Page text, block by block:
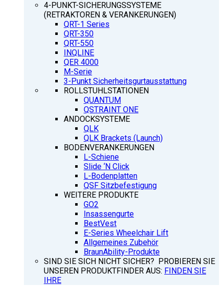
4-PUNKT-SICHERUNGSSYSTEME
(RETRAKTOREN & VERANKERUNGEN)
QRT-1 Series
QRT-350
QRT-550
INQLINE
QER 4000
M-Serie
3-Punkt Sicherheitsgurtausstattung
ROLLSTUHLSTATIONEN
QUANTUM
QSTRAINT ONE
ANDOCKSYSTEME
QLK
QLK Brackets (Launch)
BODENVERANKERUNGEN
L-Schiene
Slide ‘N Click
L-Bodenplatten
QSF Sitzbefestigung
WEITERE PRODUKTE
GO2
Insassengurte
BestVest
E-Series Wheelchair Lift
Allgemeines Zubehör
BraunAbility-Produkte
SIND SIE SICH NICHT SICHER? PROBIEREN SIE
UNSEREN PRODUKTFINDER AUS: FINDEN SIE
IHRE